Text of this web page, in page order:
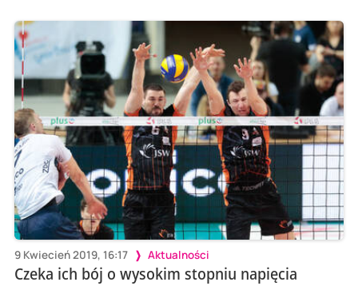
9 Kwiecień 2019, 16:17 Aktualności
Czeka ich bój o wysokim stopniu napięcia